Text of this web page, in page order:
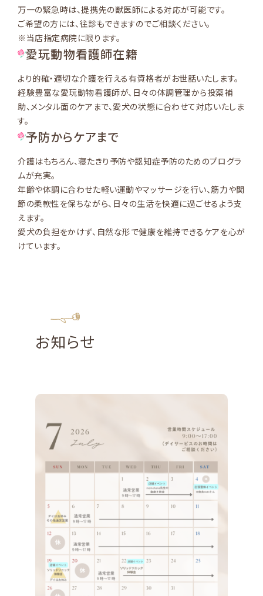
万一の緊急時は、提携先の獣医師による対応が可能です。
ご希望の方には、往診もできますのでご相談ください。
※当店指定病院に限ります。
愛玩動物看護師在籍
より的確・適切な介護を行える有資格者がお世話いたします。
経験豊富な愛玩動物看護師が、日々の体調管理から投薬補
助、メンタル面のケアまで、愛犬の状態に合わせて対応いたしま
す。
予防からケアまで
介護はもちろん、寝たきり予防や認知症予防のためのプログラ
ムが充実。
年齢や体調に合わせた軽い運動やマッサージを行い、筋力や関
節の柔軟性を保ちながら、日々の生活を快適に過ごせるよう支
えます。
愛犬の負担をかけず、自然な形で健康を維持できるケアを心が
けています。
お知らせ